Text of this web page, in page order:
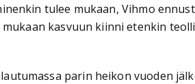
tulee mukaan, Vihmo
kasvuun kiinni etenkin
parin heikon vuoden